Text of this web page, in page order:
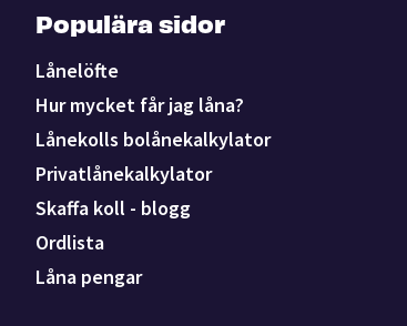
Populära sidor
Lånelöfte
Hur mycket får jag låna?
Lånekolls bolånekalkylator
Privatlånekalkylator
Skaffa koll - blogg
Ordlista
Låna pengar